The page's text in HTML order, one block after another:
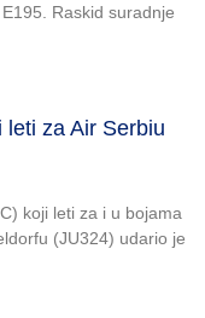
Raskid suradnje
leti za Air Serbiu
koji leti za i u bojama
(JU324) udario je